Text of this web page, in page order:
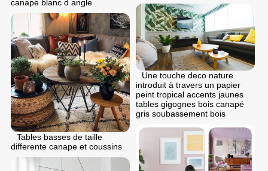
canape blanc d angle
Une touche deco nature
introduit à travers un papier
peint tropical accents jaunes
tables gigognes bois canapé
gris soubassement bois
Tables basses de taille
differente canape et coussins